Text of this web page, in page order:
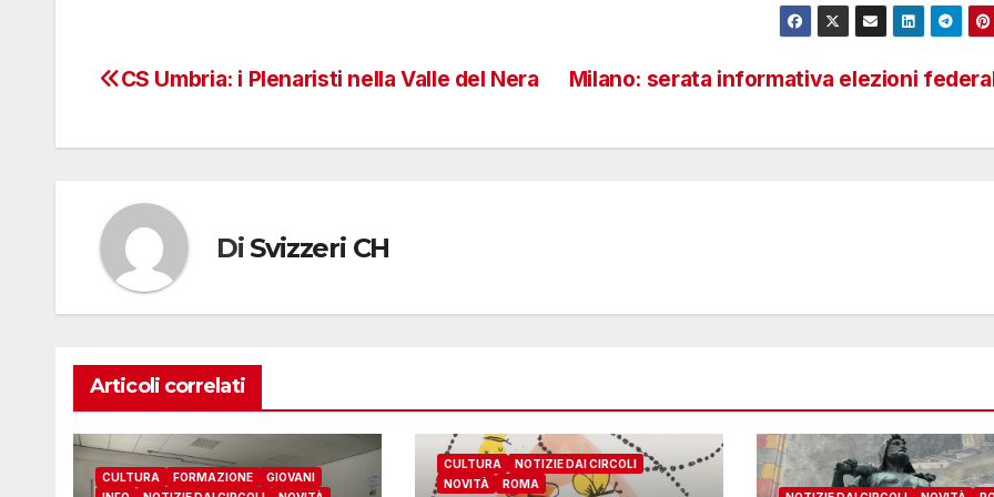
Navigazione
Milano: serata informativa elezioni
CS Umbria: i Plenaristi nella Valle del Nera
Di Svizzeri CH
Articoli correlati
CULTURA FORMAZIONE
GIOVANI
CULTURA
NOTIZIE DAI CIRCOLI
NOVITÀ
ROMA